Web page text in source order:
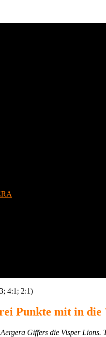
4:1; 2:1)
Punkte mit in die
Giffers die Visper